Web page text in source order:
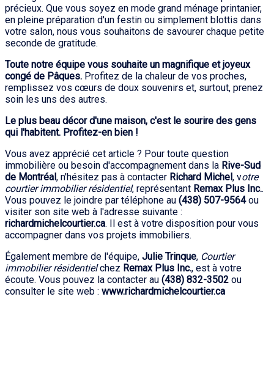
précieux. Que vous soyez en mode grand ménage printanier,
en pleine préparation d'un festin ou simplement blottis dans
votre salon, nous vous souhaitons de savourer chaque petite
seconde de gratitude.
Toute notre équipe vous souhaite un magnifique et joyeux
congé de Pâques. Profitez de la chaleur de vos proches,
remplissez vos cœurs de doux souvenirs et, surtout, prenez
soin les uns des autres.
Le plus beau décor d'une maison, c'est le sourire des gens
qui l'habitent. Profitez-en bien !
Vous avez apprécié cet article ? Pour toute question
immobilière ou besoin d'accompagnement dans la Rive-Sud
de Montréal, n'hésitez pas à contacter Richard Michel, votre
courtier immobilier résidentiel, représentant Remax Plus Inc..
Vous pouvez le joindre par téléphone au (438) 507-9564ou
visiter son site web à l'adresse suivante :
richardmichelcourtier.ca. Il est à votre disposition pour vous
accompagner dans vos projets immobiliers.
Également membre de l'équipe, Julie Trinque, Courtier
immobilier résidentielchez Remax Plus Inc., est à votre
écoute. Vous pouvez la contacter au (438) 832-3502 ou
consulter le site web : www.richardmichelcourtier.ca